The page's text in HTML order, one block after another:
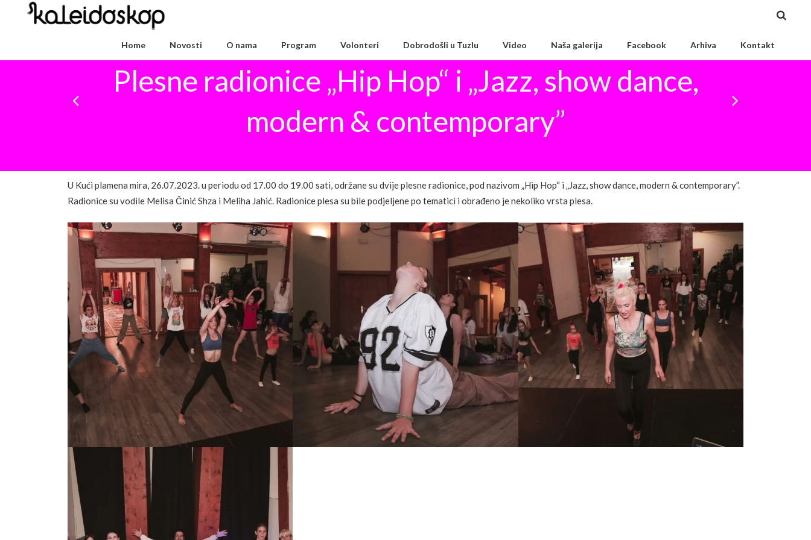
Home Novosti O nama Program Volonteri Dobrodošli u Tuzlu Video Naša galerija Facebook Arhiva Kontakt
Plesne radionice „Hip Hop“ i „Jazz, show dance,
modern & contemporary”
U Kući plamena mira, 26.07.2023. u periodu od 17.00 do 19.00 sati, održane su dvije plesne radionice, pod nazivom „Hip Hop“ i „Jazz, show dance, modern & contemporary”.
Radionice su vodile Melisa Činić Shza i Meliha Jahić. Radionice plesa su bile podjeljene po tematici i obrađeno je nekoliko vrsta plesa.